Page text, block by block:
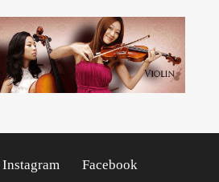
Instagram Facebook